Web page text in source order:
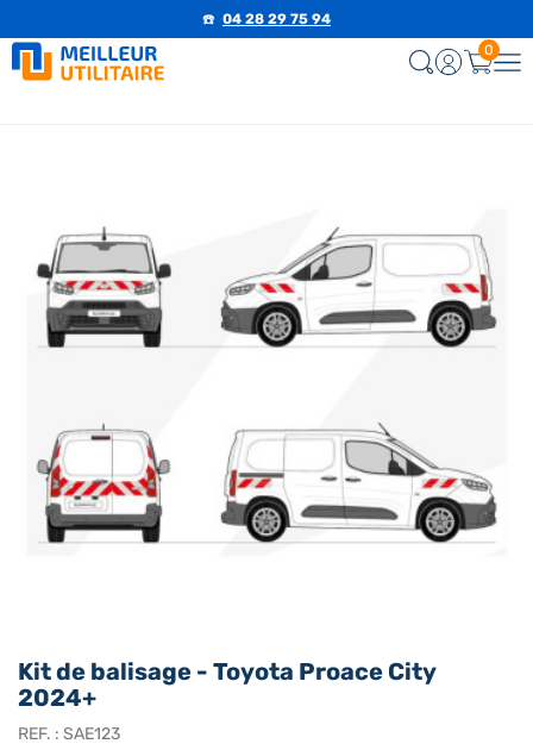
Kit de balisage - Toyota Proace City
2024+
REF. : SAE123
☎️ 04 28 29 75 94
0